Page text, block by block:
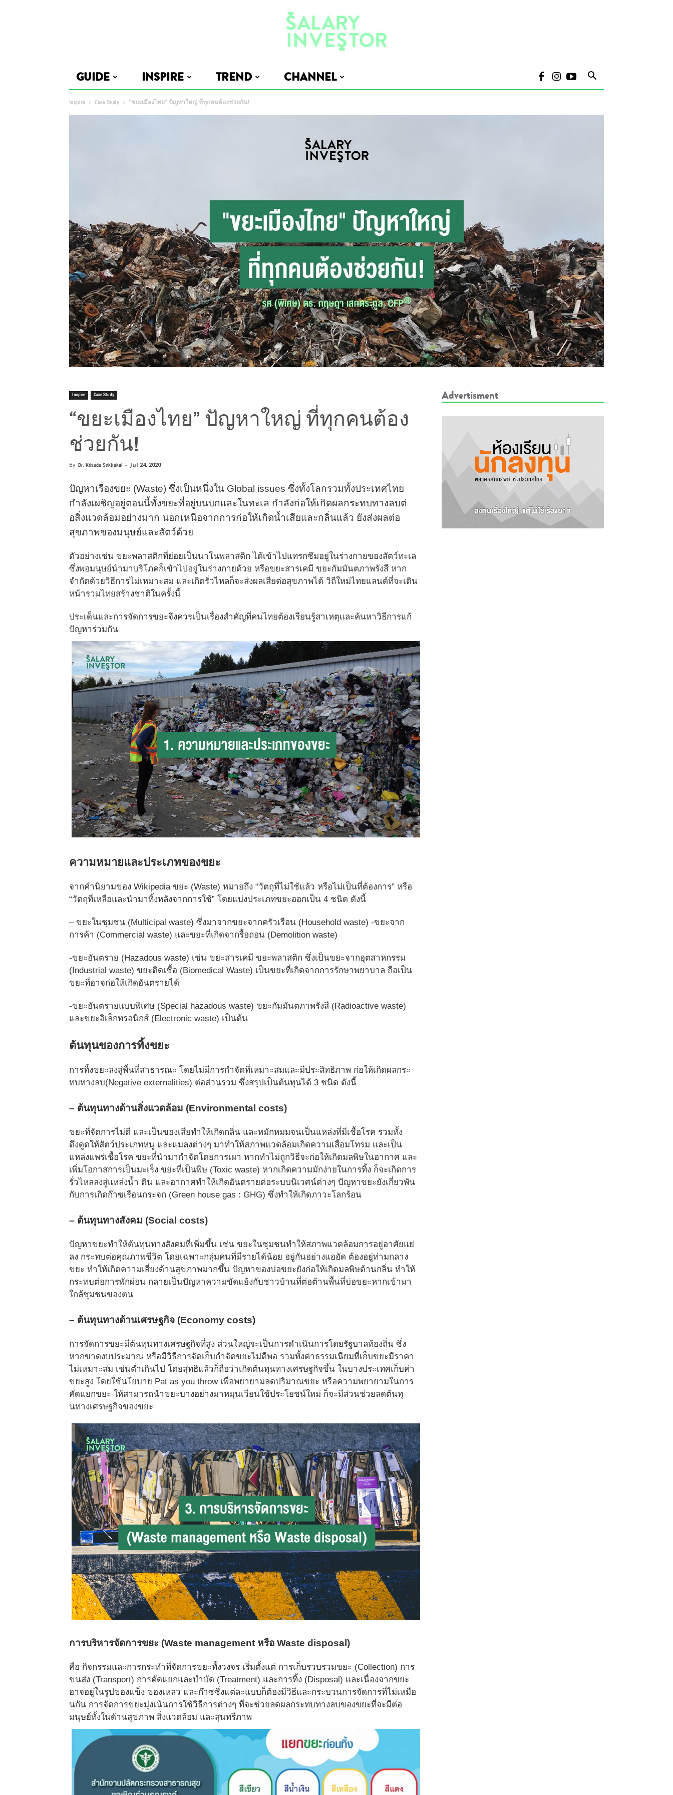
Salary
Investor
GUIDE INSPIRE TREND CHANNEL
Inspire Case Study “ขยะเมืองไทย” ปัญหาใหญ่ ที่ทุกคนต้องช่วยกัน!
Inspire Case Study
“ขยะเมืองไทย” ปัญหาใหญ่ ที่ทุกคนต้อง
ช่วยกัน!
By Dr. Krisada Sektrakul - Jul 24, 2020
ปัญหาเรื่องขยะ (Waste) ซึ่งเป็นหนึ่งใน Global issues ซึ่งทั้งโลกรวมทั้งประเทศไทย
กำลังเผชิญอยู่ตอนนี้ทั้งขยะที่อยู่บนบกและในทะเล กำลังก่อให้เกิดผลกระทบทางลบต่
อสิ่งแวดล้อมอย่างมาก นอกเหนือจากการก่อให้เกิดน้ำเสียและกลิ่นแล้ว ยังส่งผลต่อ
สุขภาพของมนุษย์และสัตว์ด้วย
ตัวอย่างเช่น ขยะพลาสติกที่ย่อยเป็นนาโนพลาสติก ได้เข้าไปแทรกซึมอยู่ในร่างกายของสัตว์ทะเล
ซึ่งพอมนุษย์นำมาบริโภคก็เข้าไปอยู่ในร่างกายด้วย หรือขยะสารเคมี ขยะกัมมันตภาพรังสี หาก
จำกัดด้วยวิธีการไม่เหมาะสม และเกิดรั่วไหลก็จะส่งผลเสียต่อสุขภาพได้ วิถีใหม่ไทยแลนด์ที่จะเดิน
หน้ารวมไทยสร้างชาติในครั้งนี้
ประเด็นและการจัดการขยะจึงควรเป็นเรื่องสำคัญที่คนไทยต้องเรียนรู้สาเหตุและค้นหาวิธีการแก้
ปัญหาร่วมกัน
ความหมายและประเภทของขยะ
จากคำนิยามของ Wikipedia ขยะ (Waste) หมายถึง “วัตถุที่ไม่ใช้แล้ว หรือไม่เป็นที่ต้องการ” หรือ
“วัตถุที่เหลือและนำมาทิ้งหลังจากการใช้” โดยแบ่งประเภทขยะออกเป็น 4 ชนิด ดังนี้
– ขยะในชุมชน (Multicipal waste) ซึ่งมาจากขยะจากครัวเรือน (Household waste) -ขยะจาก
การค้า (Commercial waste) และขยะที่เกิดจากรื้อถอน (Demolition waste)
-ขยะอันตราย (Hazadous waste) เช่น ขยะสารเคมี ขยะพลาสติก ซึ่งเป็นขยะจากอุตสาหกรรม
(Industrial waste) ขยะติดเชื้อ (Biomedical Waste) เป็นขยะที่เกิดจากการรักษาพยาบาล ถือเป็น
ขยะที่อาจก่อให้เกิดอันตรายได้
-ขยะอันตรายแบบพิเศษ (Special hazadous waste) ขยะกัมมันตภาพรังสี (Radioactive waste)
และขยะอิเล็กทรอนิกส์ (Electronic waste) เป็นต้น
ต้นทุนของการทิ้งขยะ
การทิ้งขยะลงสู่พื้นที่สาธารณะ โดยไม่มีการกำจัดที่เหมาะสมและมีประสิทธิภาพ ก่อให้เกิดผลกระ
ทบทางลบ(Negative externalities) ต่อส่วนรวม ซึ่งสรุปเป็นต้นทุนได้ 3 ชนิด ดังนี้
– ต้นทุนทางด้านสิ่งแวดล้อม (Environmental costs)
ขยะที่จัดการไม่ดี และเป็นของเสียทำให้เกิดกลิ่น และหมักหมมจนเป็นแหล่งที่มีเชื้อโรค รวมทั้ง
ดึงดูดให้สัตว์ประเภทหนู และแมลงต่างๆ มาทำให้สภาพแวดล้อมเกิดความเสื่อมโทรม และเป็น
แหล่งแพร่เชื้อโรค ขยะที่นำมากำจัดโดยการเผา หากทำไม่ถูกวิธีจะก่อให้เกิดมลพิษในอากาศ และ
เพิ่มโอกาสการเป็นมะเร็ง ขยะที่เป็นพิษ (Toxic waste) หากเกิดความมักง่ายในการทิ้ง ก็จะเกิดการ
รั่วไหลลงสู่แหล่งน้ำ ดิน และอากาศทำให้เกิดอันตรายต่อระบบนิเวศน์ต่างๆ ปัญหาขยะยังเกี่ยวพัน
กับการเกิดก๊าซเรือนกระจก (Green house gas : GHG) ซึ่งทำให้เกิดภาวะโลกร้อน
– ต้นทุนทางสังคม (Social costs)
ปัญหาขยะทำให้ต้นทุนทางสังคมที่เพิ่มขึ้น เช่น ขยะในชุมชนทำให้สภาพแวดล้อมการอยู่อาศัยแย่
ลง กระทบต่อคุณภาพชีวิต โดยเฉพาะกลุ่มคนที่มีรายได้น้อย อยู่กันอย่างแออัด ต้องอยู่ท่ามกลาง
ขยะ ทำให้เกิดความเสี่ยงด้านสุขภาพมากขึ้น ปัญหาของบ่อขยะยังก่อให้เกิดมลพิษด้านกลิ่น ทำให้
กระทบต่อการพักผ่อน กลายเป็นปัญหาความขัดแย้งกับชาวบ้านที่ต่อต้านพื้นที่บ่อขยะหากเข้ามา
ใกล้ชุมชนของตน
– ต้นทุนทางด้านเศรษฐกิจ (Economy costs)
การจัดการขยะมีต้นทุนทางเศรษฐกิจที่สูง ส่วนใหญ่จะเป็นการดำเนินการโดยรัฐบาลท้องถิ่น ซึ่ง
หากขาดงบประมาณ หรือมีวิธีการจัดเก็บกำจัดขยะไม่ดีพอ รวมทั้งค่าธรรมเนียมที่เก็บขยะมีราคา
ไม่เหมาะสม เช่นต่ำเกินไป โดยสุทธิแล้วก็ถือว่าเกิดต้นทุนทางเศรษฐกิจขึ้น ในบางประเทศเก็บค่า
ขยะสูง โดยใช้นโยบาย Pat as you throw เพื่อพยายามลดปริมาณขยะ หรือความพยายามในการ
คัดแยกขยะ ให้สามารถนำขยะบางอย่างมาหมุนเวียนใช้ประโยชน์ใหม่ ก็จะมีส่วนช่วยลดต้นทุ
นทางเศรษฐกิจของขยะ
การบริหารจัดการขยะ (Waste management หรือ Waste disposal)
คือ กิจกรรมและการกระทำที่จัดการขยะทั้งวงจร เริ่มตั้งแต่ การเก็บรวบรวมขยะ (Collection) การ
ขนส่ง (Transport) การคัดแยกและบำบัด (Treatment) และการทิ้ง (Disposal) และเนื่องจากขยะ
อาจอยู่ในรูปของแข็ง ของเหลว และก๊าซซึ่งแต่ละแบบก็ต้องมีวิธีและกระบวนการจัดการที่ไม่เหมือ
นกัน การจัดการขยะมุ่งเน้นการใช้วิธีการต่างๆ ที่จะช่วยลดผลกระทบทางลบของขยะที่จะมีต่อ
มนุษย์ทั้งในด้านสุขภาพ สิ่งแวดล้อม และสุนทรีภาพ
Advertisment